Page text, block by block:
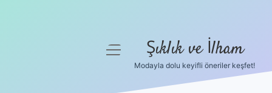
menüyü
Şıklık ve İlham
Modayla dolu keyifli öneriler keşfet!